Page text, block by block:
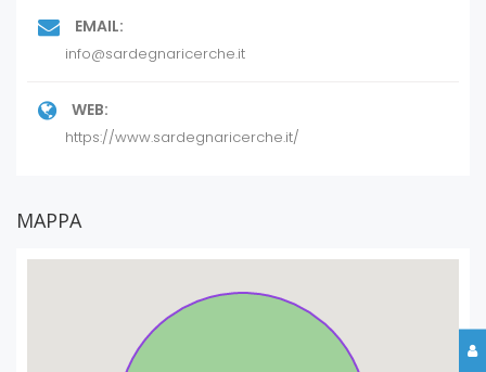
EMAIL:
info@sardegnaricerche.it
WEB:
https://www.sardegnaricerche.it/
MAPPA